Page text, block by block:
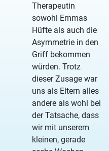
Therapeutin
sowohl Emmas
Hüfte als auch die
Asymmetrie in den
Griff bekommen
würden. Trotz
dieser Zusage war
uns als Eltern alles
andere als wohl bei
der Tatsache, dass
wir mit unserem
kleinen, gerade